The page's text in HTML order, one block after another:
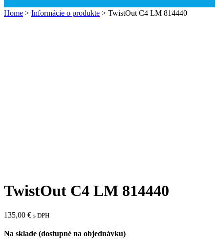
Home > Informácie o produkte > TwistOut C4 LM 814440
TwistOut C4 LM 814440
135,00 € s DPH
Na sklade (dostupné na objednávku)